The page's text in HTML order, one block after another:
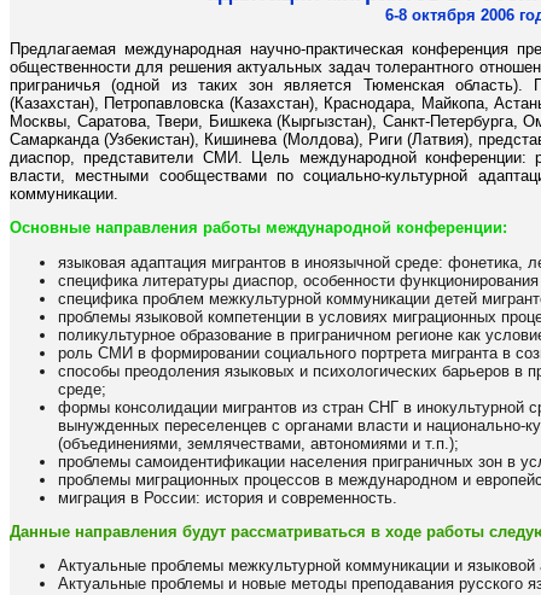
6-8 октября 2006
Предлагаемая международная научно-практическая конференция
общественности для решения актуальных задач толерантного
приграничья (одной из таких зон является Тюменская
(Казахстан), Петропавловска (Казахстан), Краснодара, Майкопа,
Москвы, Саратова, Твери, Бишкека (Кыргызстан), Санкт-Петербурга,
Самарканда (Узбекистан), Кишинева (Молдова), Риги (Латвия),
диаспор, представители СМИ. Цель международной конференции:
власти, местными сообществами по социально-культурной
коммуникации.
Основные направления работы международной конференции:
языковая адаптация мигрантов в иноязычной среде: фонетика,
специфика литературы диаспор, особенности
специфика проблем межкультурной коммуникации детей
проблемы языковой компетенции в условиях миграционных
поликультурное образование в приграничном регионе как
роль СМИ в формировании социального портрета мигранта в
способы преодоления языковых и психологических барьеров в
среде;
формы консолидации мигрантов из стран СНГ в инокультурной
вынужденных переселенцев с органами власти и национально-
(объединениями, землячествами, автономиями и т.п.);
проблемы самоидентификации населения приграничных зон в
проблемы миграционных процессов в международном и
миграция в России: история и современность.
Данные направления будут рассматриваться в ходе работы
Актуальные проблемы межкультурной коммуникации и языковой
Актуальные проблемы и новые методы преподавания русского